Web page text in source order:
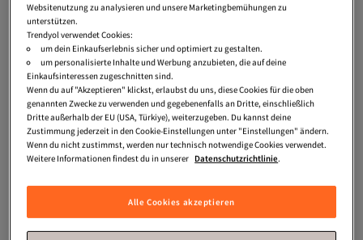
Websitenutzung zu analysieren und unsere Marketingbemühungen zu
unterstützen.
Trendyol verwendet Cookies:
um dein Einkaufserlebnis sicher und optimiert zu gestalten.
um personalisierte Inhalte und Werbung anzubieten, die auf deine
Einkaufsinteressen zugeschnitten sind.
Wenn du auf "Akzeptieren" klickst, erlaubst du uns, diese Cookies für die oben
genannten Zwecke zu verwenden und gegebenenfalls an Dritte, einschließlich
Dritte außerhalb der EU (USA, Türkiye), weiterzugeben. Du kannst deine
Zustimmung jederzeit in den Cookie-Einstellungen unter "Einstellungen" ändern.
Wenn du nicht zustimmst, werden nur technisch notwendige Cookies verwendet.
Weitere Informationen findest du in unserer Datenschutzrichtlinie.
Alle Cookies akzeptieren